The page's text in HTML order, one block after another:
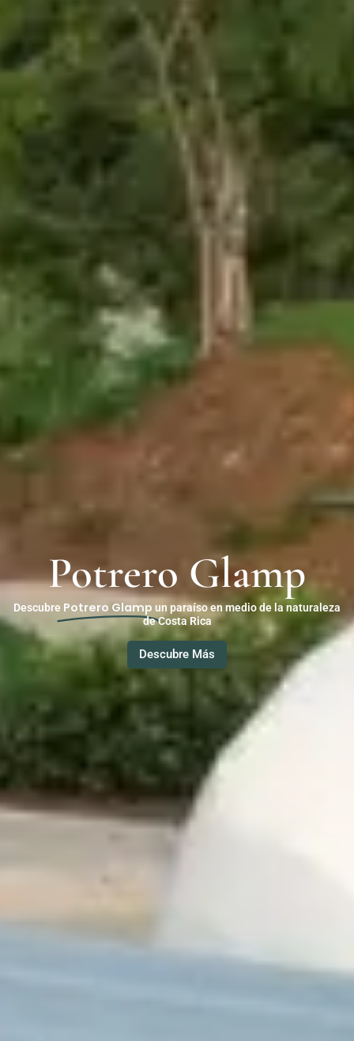
Potrero Glamp
Descubre Potrero Glamp un paraíso en medio de la naturaleza
de Costa Rica
Descubre Más